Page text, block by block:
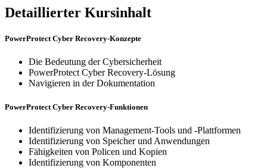
Detaillierter Kursinhalt
PowerProtect Cyber Recovery-Konzepte
Die Bedeutung der Cybersicherheit
PowerProtect Cyber Recovery-Lösung
Navigieren in der Dokumentation
PowerProtect Cyber Recovery-Funktionen
Identifizierung von Management-Tools und -Plattformen
Identifizierung von Speicher und Anwendungen
Fähigkeiten von Policen und Kopien
Identifizierung von Komponenten